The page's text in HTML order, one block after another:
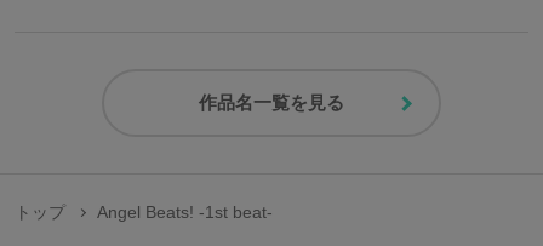
作品名一覧を見る
トップ Angel Beats! -1st beat-